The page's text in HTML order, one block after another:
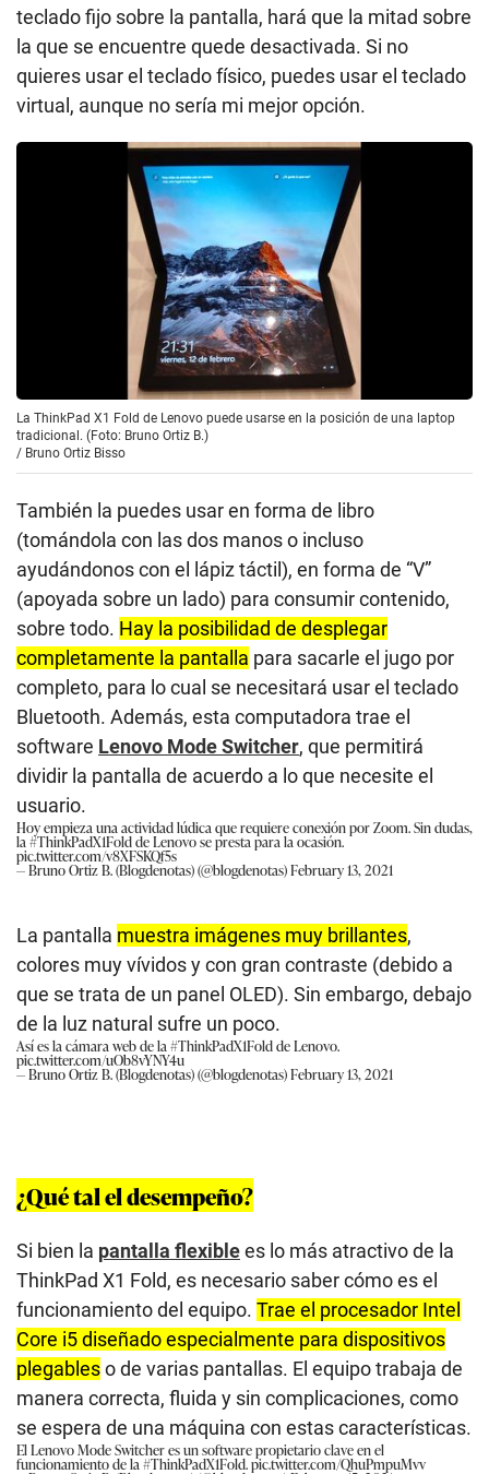
teclado fijo sobre la pantalla, hará que la mitad sobre
la que se encuentre quede desactivada. Si no
quieres usar el teclado físico, puedes usar el teclado
virtual, aunque no sería mi mejor opción.
La ThinkPad X1 Fold de Lenovo puede usarse en la posición de una laptop
tradicional. (Foto: Bruno Ortiz B.)
/ Bruno Ortiz Bisso
También la puedes usar en forma de libro
(tomándola con las dos manos o incluso
ayudándonos con el lápiz táctil), en forma de “V”
(apoyada sobre un lado) para consumir contenido,
sobre todo. Hay la posibilidad de desplegar
completamente la pantalla para sacarle el jugo por
completo, para lo cual se necesitará usar el teclado
Bluetooth. Además, esta computadora trae el
software Lenovo Mode Switcher, que permitirá
dividir la pantalla de acuerdo a lo que necesite el
usuario.
Hoy empieza una actividad lúdica que requiere conexión por Zoom. Sin dudas,
la #ThinkPadX1Foldde Lenovo se presta para la ocasión.
pic.twitter.com/v8XFSKQf5s
— Bruno Ortiz B. (Blogdenotas) (@blogdenotas)February 13, 2021
La pantalla muestra imágenes muy brillantes,
colores muy vívidos y con gran contraste (debido a
que se trata de un panel OLED). Sin embargo, debajo
de la luz natural sufre un poco.
Así es la cámara web de la #ThinkPadX1Foldde Lenovo.
pic.twitter.com/uOb8vYNY4u
— Bruno Ortiz B. (Blogdenotas) (@blogdenotas)February 13, 2021
¿Qué tal el desempeño?
Si bien la pantalla flexiblees lo más atractivo de la
ThinkPad X1 Fold, es necesario saber cómo es el
funcionamiento del equipo. Trae el procesador Intel
Core i5 diseñado especialmente para dispositivos
plegableso de varias pantallas. El equipo trabaja de
manera correcta, fluida y sin complicaciones, como
se espera de una máquina con estas características.
El Lenovo Mode Switcher es un software propietario clave en el
funcionamiento de la#ThinkPadX1Fold.pic.twitter.com/QhuPmpuMvv